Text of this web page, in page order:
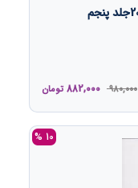
980,000
882,000 تومان
10 %